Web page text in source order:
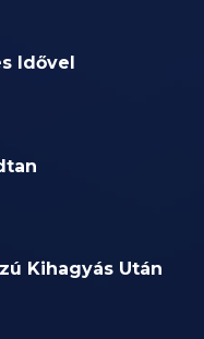
Idővel
Kihagyás Után